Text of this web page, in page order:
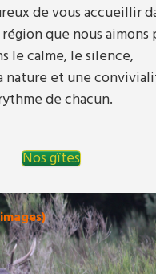
de vous accueillir
que nous aimons
le calme, le silence,
nature et une
de chacun.
Nos gîtes